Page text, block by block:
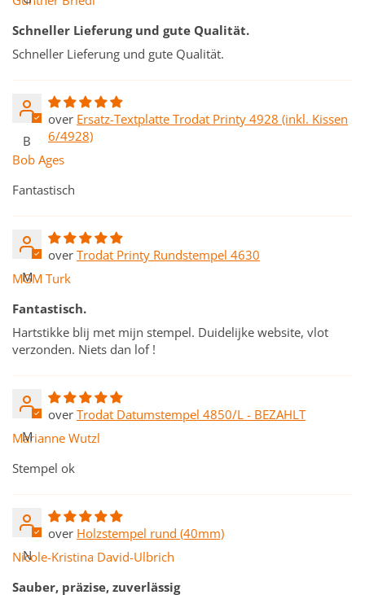
Schneller Lieferung und gute Qualität.
Schneller Lieferung und gute Qualität.
B
Ersatz-Textplatte Trodat Printy 4928 (inkl. Kissen
6/4928)
Bob Ages
Fantastisch
M
Trodat Printy Rundstempel 4630
MGM Turk
Fantastisch.
Hartstikke blij met mijn stempel. Duidelijke website, vlot
verzonden. Niets dan lof !
M
Trodat Datumstempel 4850/L - BEZAHLT
Marianne Wutzl
Stempel ok
N
Holzstempel rund (40mm)
Nicole-Kristina David-Ulbrich
Sauber, präzise, zuverlässig